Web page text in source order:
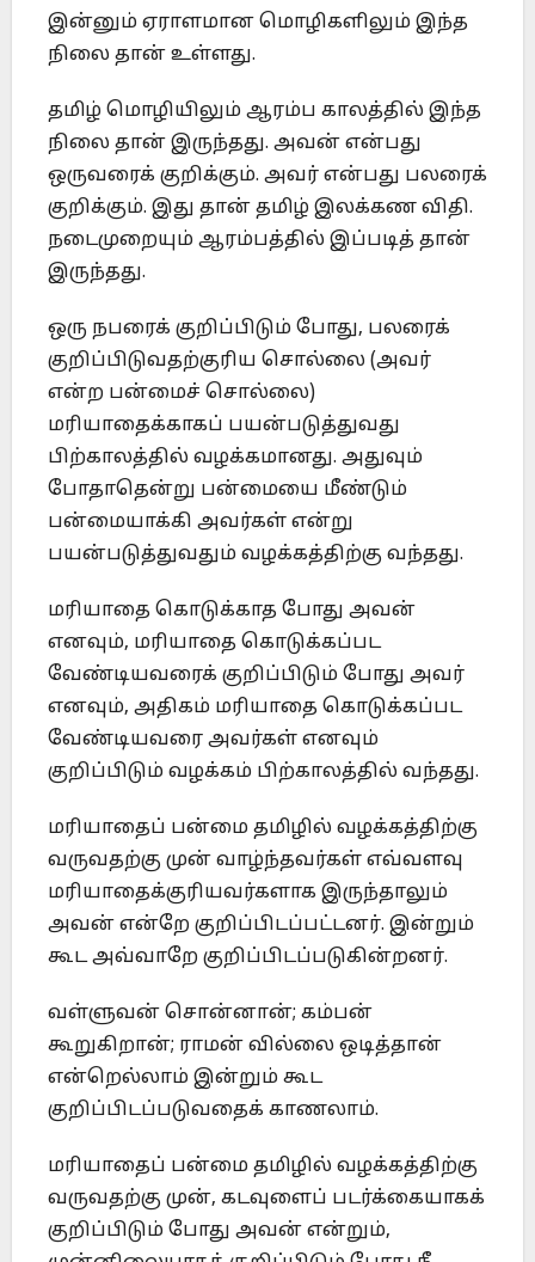
இன்னும் ஏராளமான மொழிகளிலும் இந்த
நிலை தான் உள்ளது.
தமிழ் மொழியிலும் ஆரம்ப காலத்தில் இந்த
நிலை தான் இருந்தது. அவன் என்பது
ஒருவரைக் குறிக்கும். அவர் என்பது பலரைக்
குறிக்கும். இது தான் தமிழ் இலக்கண விதி.
நடைமுறையும் ஆரம்பத்தில் இப்படித் தான்
இருந்தது.
ஒரு நபரைக் குறிப்பிடும் போது, பலரைக்
குறிப்பிடுவதற்குரிய சொல்லை (அவர்
என்ற பன்மைச் சொல்லை)
மரியாதைக்காகப் பயன்படுத்துவது
பிற்காலத்தில் வழக்கமானது. அதுவும்
போதாதென்று பன்மையை மீண்டும்
பன்மையாக்கி அவர்கள் என்று
பயன்படுத்துவதும் வழக்கத்திற்கு வந்தது.
மரியாதை கொடுக்காத போது அவன்
எனவும், மரியாதை கொடுக்கப்பட
வேண்டியவரைக் குறிப்பிடும் போது அவர்
எனவும், அதிகம் மரியாதை கொடுக்கப்பட
வேண்டியவரை அவர்கள் எனவும்
குறிப்பிடும் வழக்கம் பிற்காலத்தில் வந்தது.
மரியாதைப் பன்மை தமிழில் வழக்கத்திற்கு
வருவதற்கு முன் வாழ்ந்தவர்கள் எவ்வளவு
மரியாதைக்குரியவர்களாக இருந்தாலும்
அவன் என்றே குறிப்பிடப்பட்டனர். இன்றும்
கூட அவ்வாறே குறிப்பிடப்படுகின்றனர்.
வள்ளுவன் சொன்னான்; கம்பன்
கூறுகிறான்; ராமன் வில்லை ஒடித்தான்
என்றெல்லாம் இன்றும் கூட
குறிப்பிடப்படுவதைக் காணலாம்.
மரியாதைப் பன்மை தமிழில் வழக்கத்திற்கு
வருவதற்கு முன், கடவுளைப் படர்க்கையாகக்
குறிப்பிடும் போது அவன் என்றும்,